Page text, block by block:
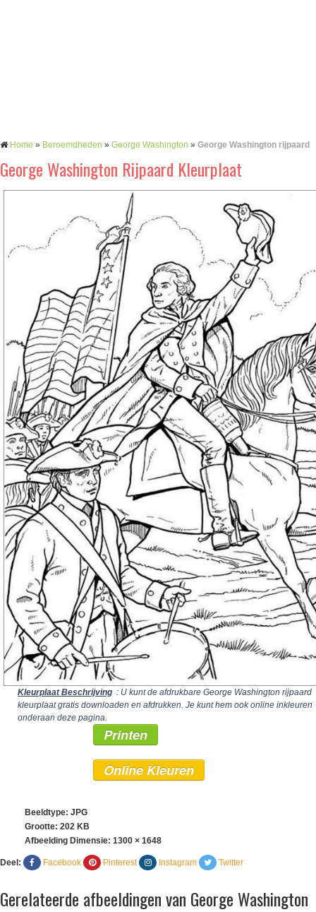
Home » Beroemdheden » George Washington » George Washington rijpaard
George Washington Rijpaard Kleurplaat
Kleurplaat Beschrijving : U kunt de afdrukbare George Washington rijpaard
kleurplaat gratis downloaden en afdrukken. Je kunt hem ook online inkleuren
onderaan deze pagina.
Printen
Online Kleuren
Beeldtype: JPG
Grootte: 202 KB
Afbeelding Dimensie: 1300 × 1648
Deel: Facebook Pinterest Instagram Twitter
Gerelateerde afbeeldingen van George Washington